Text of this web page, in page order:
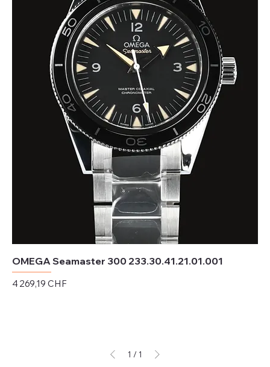
OMEGA Seamaster 300 233.30.41.21.01.001
Prix
4 269,19 CHF
1 / 1